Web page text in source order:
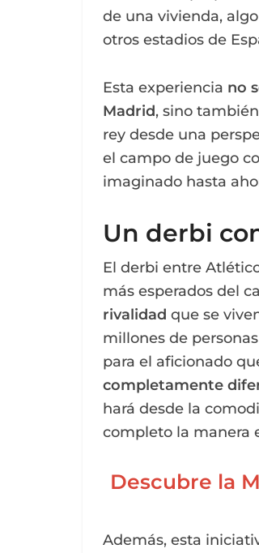
de una vivienda,
otros estadios de
Esta experiencia no
Madrid, sino
rey desde una
el campo de juego
imaginado hasta
Un derbi
El derbi entre
más esperados del
rivalidad que se
millones de
para el aficionado
completamente
hará desde la
completo la manera
Descubre la
Además, esta